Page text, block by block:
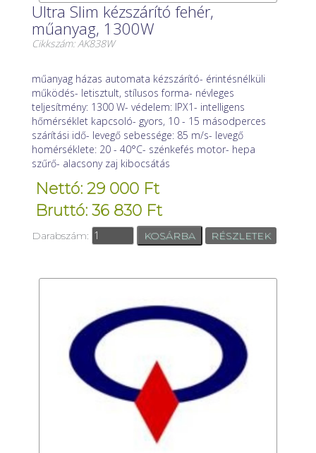
Ultra Slim kézszárító fehér,
műanyag, 1300W
Cikkszám: AK838W
műanyag házas automata kézszárító- érintésnélküli
működés- letisztult, stílusos forma- névleges
teljesítmény: 1300 W- védelem: IPX1- intelligens
hőmérséklet kapcsoló- gyors, 10 - 15 másodperces
szárítási idő- levegő sebessége: 85 m/s- levegő
homérséklete: 20 - 40°C- szénkefés motor- hepa
szűrő- alacsony zaj kibocsátás
Nettó: 29 000 Ft
Bruttó: 36 830 Ft
Darabszám: RÉSZLETEK